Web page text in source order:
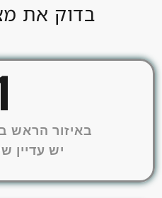
בדוק את
באיזור הראש
יש עדיין